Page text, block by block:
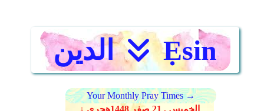
الدين Ẹsin